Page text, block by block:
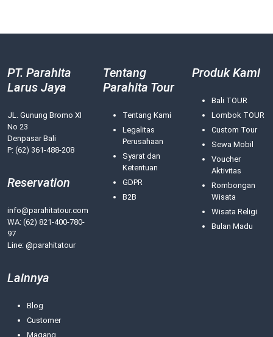
PT. Parahita
Larus Jaya
JL. Gunung Bromo XI
No 23
Denpasar Bali
P: (62) 361-488-208
Reservation
info@parahitatour.com
WA: (62) 821-400-780-
97
Line: @parahitatour
Tentang
Parahita Tour
Tentang Kami
Legalitas
Perusahaan
Syarat dan
Ketentuan
GDPR
B2B
Produk Kami
Bali TOUR
Lombok TOUR
Custom Tour
Sewa Mobil
Voucher
Aktivitas
Rombongan
Wisata
Wisata Religi
Bulan Madu
Lainnya
Blog
Customer
Magang